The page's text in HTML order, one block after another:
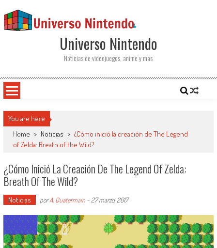
Universo Nintendo
Noticias de videojuegos, anime y más
You are here
Home > Noticias > ¿Cómo inició la creación de The Legend
of Zelda: Breath of the Wild?
¿Cómo Inició La Creación De The Legend Of Zelda:
Breath Of The Wild?
Noticias porA. Quatermain- 27 marzo, 2017